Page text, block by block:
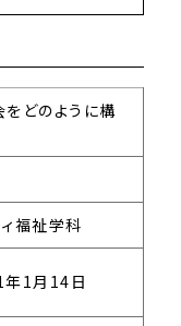
どのように構
福祉学科
1月14日